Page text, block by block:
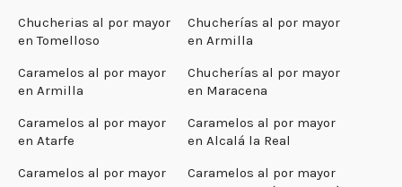
Chucherias al por mayor
en Tomelloso
Chucherías al por mayor
en Armilla
Caramelos al por mayor
en Armilla
Chucherías al por mayor
en Maracena
Caramelos al por mayor
en Atarfe
Caramelos al por mayor
en Alcalá la Real
Caramelos al por mayor
Caramelos al por mayor